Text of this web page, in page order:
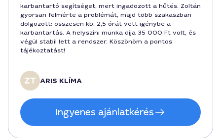
karbantartó segítséget, mert ingadozott a hűtés. Zoltán
gyorsan felmérte a problémát, majd több szakaszban
dolgozott: összesen kb. 2,5 órát vett igénybe a
karbantartás. A helyszíni munka díja 35 000 Ft volt, és
végül stabil lett a rendszer. Köszönöm a pontos
tájékoztatást!
ARIS KLÍMA
Ingyenes ajánlatkérés